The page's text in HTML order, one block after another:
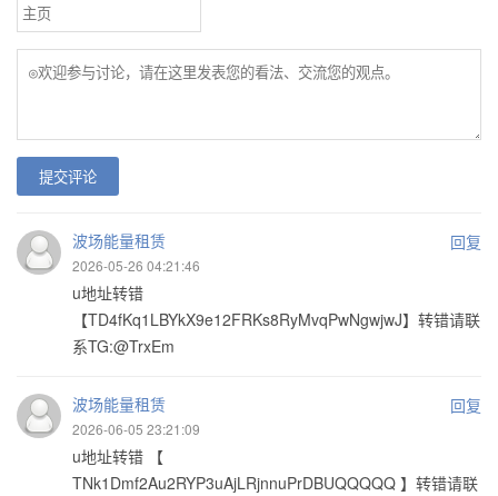
提交评论
波场能量租赁 回复
2026-05-26 04:21:46
u地址转错
【TD4fKq1LBYkX9e12FRKs8RyMvqPwNgwjwJ】转错请联
系TG:@TrxEm
波场能量租赁 回复
2026-06-05 23:21:09
u地址转错 【
TNk1Dmf2Au2RYP3uAjLRjnnuPrDBUQQQQQ 】转错请联